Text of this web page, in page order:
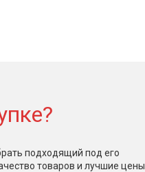
подходящий под его
товаров и лучшие цены